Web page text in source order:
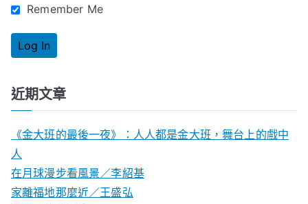
Remember Me
近期文章
《金大班的最後一夜》：人人都是金大班，舞台上的戲中
人
在月球漫步看風景／李紹基
家離福地那麼近／王盛弘